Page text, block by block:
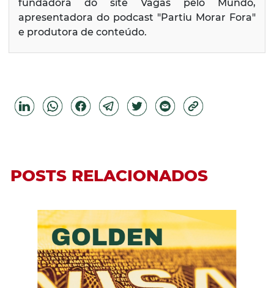
fundadora do site Vagas pelo Mundo,
apresentadora do podcast "Partiu Morar Fora"
e produtora de conteúdo.
POSTS RELACIONADOS